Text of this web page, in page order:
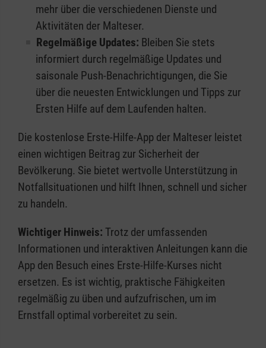
mehr über die verschiedenen Dienste und
Aktivitäten der Malteser.
Regelmäßige Updates: Bleiben Sie stets
informiert durch regelmäßige Updates und
saisonale Push-Benachrichtigungen, die Sie
über die neuesten Entwicklungen und Tipps zur
Ersten Hilfe auf dem Laufenden halten.
Die kostenlose Erste-Hilfe-App der Malteser leistet
einen wichtigen Beitrag zur Sicherheit der
Bevölkerung. Sie bietet wertvolle Unterstützung in
Notfallsituationen und hilft Ihnen, schnell und sicher
zu handeln.
Wichtiger Hinweis: Trotz der umfassenden
Informationen und interaktiven Anleitungen kann die
App den Besuch eines Erste-Hilfe-Kurses nicht
ersetzen. Es ist wichtig, praktische Fähigkeiten
regelmäßig zu üben und aufzufrischen, um im
Ernstfall optimal vorbereitet zu sein.